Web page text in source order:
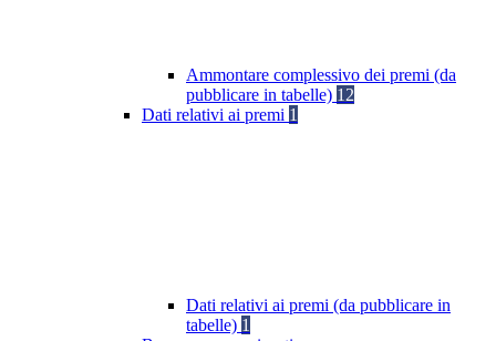
Ammontare complessivo dei premi (da
pubblicare in tabelle) 12
Dati relativi ai premi 1
Dati relativi ai premi (da pubblicare in
tabelle) 1